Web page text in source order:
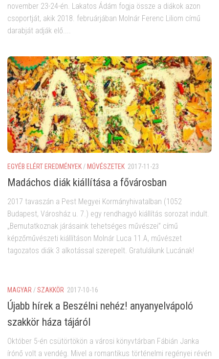
november 23-24-én. Lakatos Ádám fogja össze a diákok azon
csoportját, akik 2018. februárjában Molnár Ferenc Liliom című
darabját adják elő....
EGYÉB ELÉRT EREDMÉNYEK / MŰVÉSZETEK 2017-11-23
Madáchos diák kiállítása a fővárosban
2017 tavaszán a Pest Megyei Kormányhivatalban (1052
Budapest, Városház u. 7.) egy rendhagyó kiállítás sorozat indult.
„Bemutatkoznak járásaink tehetséges művészei” című
képzőművészeti kiállításon Molnár Luca 11.A, művészet
tagozatos diák 3 alkotással szerepelt. Gratulálunk Lucának!
MAGYAR /SZAKKÖR 2017-10-16
Újabb hírek a Beszélni nehéz! anyanyelvápoló
szakkör háza tájáról
Október 5-én csütörtökön a városi könyvtárban Fábián Janka
írónő volt a vendég. Mivel a romantikus történelmi regényei révén